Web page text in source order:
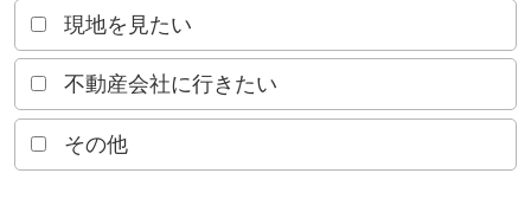
現地を見たい
不動産会社に行きたい
その他